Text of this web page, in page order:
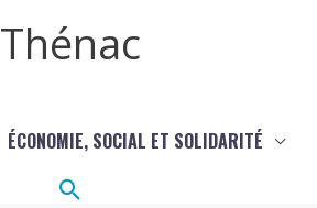
Thénac
ÉCONOMIE, SOCIAL ET SOLIDARITÉ
Rechercher